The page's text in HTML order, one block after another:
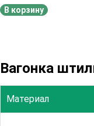
В корзину
Вагонка
Материал